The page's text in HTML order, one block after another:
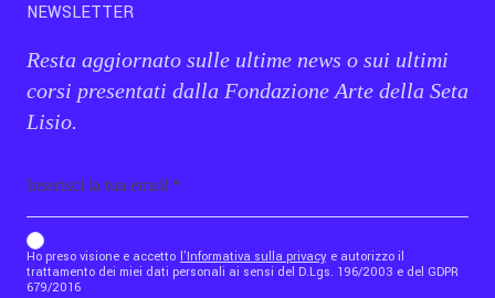
NEWSLETTER
Resta aggiornato sulle ultime news o sui ultimi
corsi presentati dalla Fondazione Arte della Seta
Lisio.
b_b43a7bd9734c7124b3be52921_1911023b36
Ho preso visione e accetto l'Informativa sulla privacy e autorizzo il
trattamento dei miei dati personali ai sensi del D.Lgs. 196/2003 e del GDPR
679/2016